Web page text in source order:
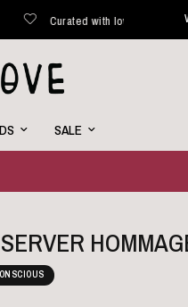
with love Binnen
SALE